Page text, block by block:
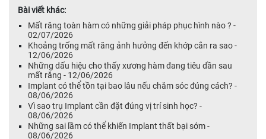
Bài viết khác:
Mất răng toàn hàm có những giải pháp phục hình nào ? -
02/07/2026
Khoảng trống mất răng ảnh hưởng đến khớp cắn ra sao -
12/06/2026
Những dấu hiệu cho thấy xương hàm đang tiêu dần sau
mất răng - 12/06/2026
Implant có thể tồn tại bao lâu nếu chăm sóc đúng cách? -
08/06/2026
Vì sao trụ Implant cần đặt đúng vị trí sinh học? -
08/06/2026
Những sai lầm có thể khiến Implant thất bại sớm -
08/06/2026